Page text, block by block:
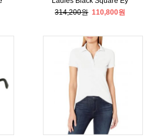
314,200원 110,800원